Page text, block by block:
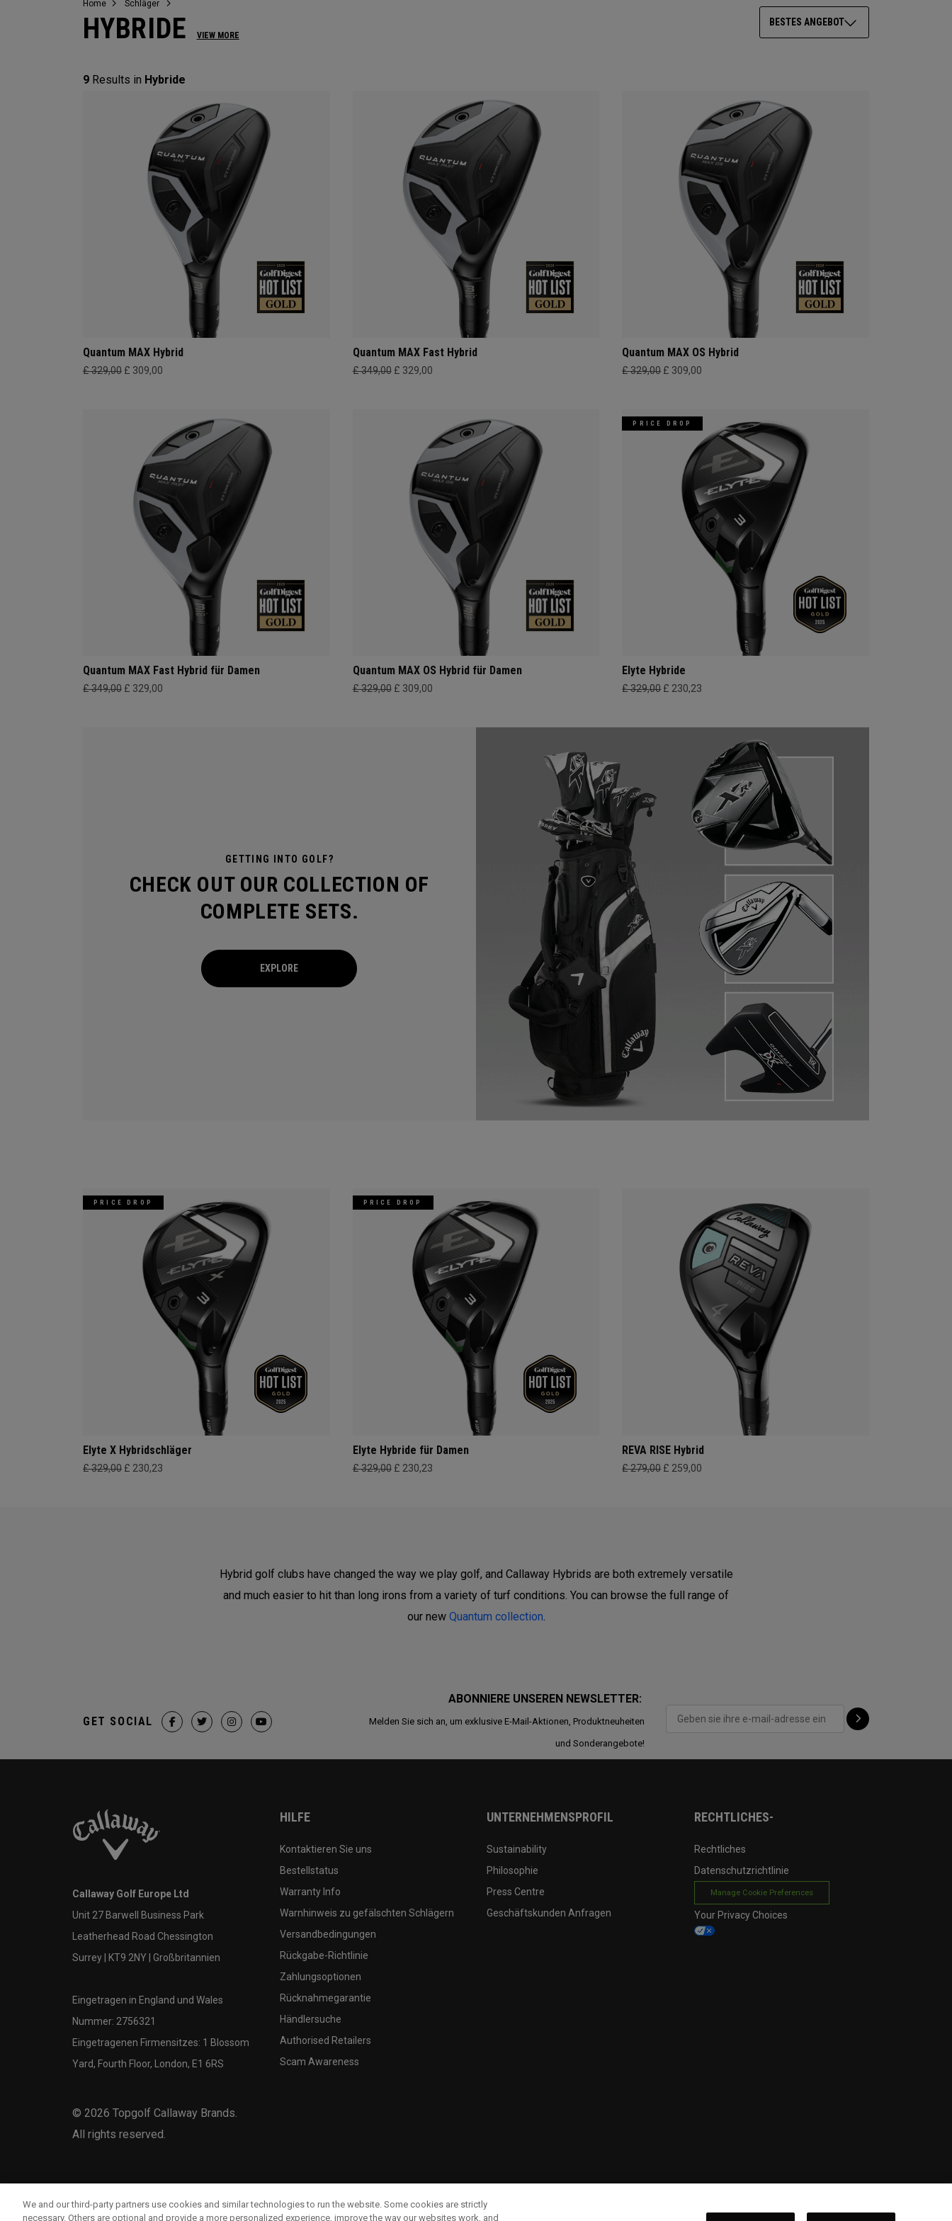
Home Schläger
HYBRIDE VIEW MORE
BESTES ANGEBOT
9 Results in Hybride
Quantum MAX Hybrid
£ 329,00 £ 309,00
Quantum MAX Fast Hybrid
£ 349,00 £ 329,00
Quantum MAX OS Hybrid
£ 329,00 £ 309,00
Quantum MAX Fast Hybrid für Damen
£ 349,00 £ 329,00
Quantum MAX OS Hybrid für Damen
£ 329,00 £ 309,00
GETTING INTO GOLF?
CHECK OUT OUR COLLECTION OF
COMPLETE SETS.
EXPLORE
PRICE DROP
Elyte Hybride
£ 329,00 £ 230,23
PRICE DROP
Elyte X Hybridschläger
£ 329,00 £ 230,23
PRICE DROP
Elyte Hybride für Damen
£ 329,00 £ 230,23
REVA RISE Hybrid
£ 279,00 £ 259,00
Hybrid golf clubs have changed the way we play golf, and Callaway Hybrids are both extremely versatile
and much easier to hit than long irons from a variety of turf conditions. You can browse the full range of
our new Quantum collection.
ABONNIERE UNSEREN NEWSLETTER:
Melden Sie sich an, um exklusive E-Mail-Aktionen, Produktneuheiten
und Sonderangebote!
GET SOCIAL
Callaway Golf Europe Ltd
Unit 27 Barwell Business Park
Leatherhead Road Chessington
Surrey | KT9 2NY | Großbritannien
Eingetragen in England und Wales
Nummer: 2756321
Eingetragenen Firmensitzes: 1 Blossom
Yard, Fourth Floor, London, E1 6RS
© 2026 Topgolf Callaway Brands.
All rights reserved.
HILFE
Kontaktieren Sie uns
Bestellstatus
Warranty Info
Warnhinweis zu gefälschten Schlägern
Versandbedingungen
Rückgabe-Richtlinie
Zahlungsoptionen
Rücknahmegarantie
Händlersuche
Authorised Retailers
Scam Awareness
UNTERNEHMENSPROFIL
Sustainability
Philosophie
Press Centre
Geschäftskunden Anfragen
RECHTLICHES-
Rechtliches
Datenschutzrichtlinie
Manage Cookie Preferences
Your Privacy Choices
We and our third-party partners use cookies and similar technologies to run the website. Some cookies are strictly
necessary. Others are optional and provide a more personalized experience, improve the way our websites work, and